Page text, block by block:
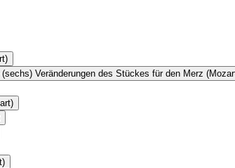
Veränderungen des Stückes für den Merz